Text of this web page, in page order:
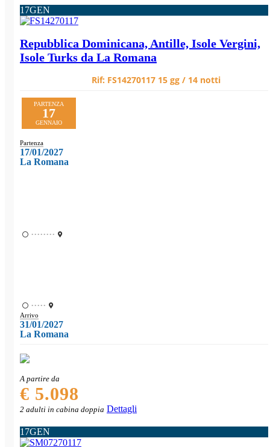
17GEN
Repubblica Dominicana, Antille, Isole Vergini,
Isole Turks da La Romana
Rif: FS14270117 15 gg / 14 notti
PARTENZA
17
GENNAIO
Partenza
17/01/2027
La Romana
••••••••
•••••
Arrivo
31/01/2027
La Romana
A partire da
€ 5.098
2 adulti in cabina doppia Dettagli
17GEN